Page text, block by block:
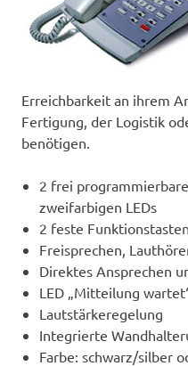
Erreichbarkeit an ihrem
Fertigung, der Logistik
benötigen.
2 frei
zweifarbigen LEDs
2 feste Funktionstasten
Freisprechen,
Direktes Ansprechen
LED „Mitteilung
Lautstärkeregelung
Integrierte
Farbe: schwarz/silber